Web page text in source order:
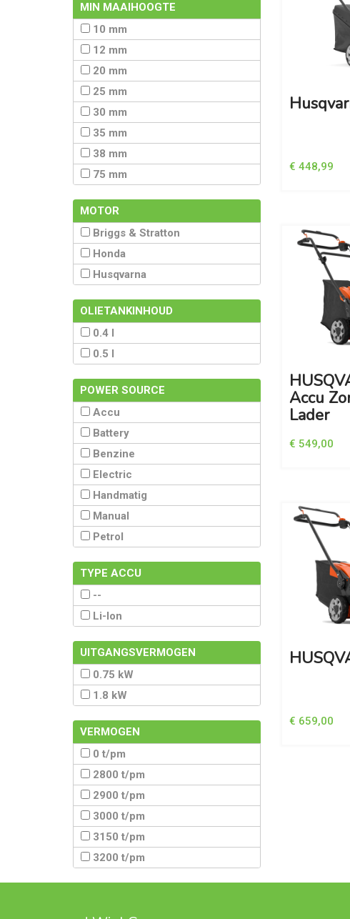
MIN MAAIHOOGTE
10 mm
12 mm
20 mm
25 mm
30 mm
35 mm
38 mm
75 mm
MOTOR
Briggs & Stratton
Honda
Husqvarna
OLIETANKINHOUD
0.4 l
0.5 l
POWER SOURCE
Accu
Battery
Benzine
Electric
Handmatig
Manual
Petrol
TYPE ACCU
--
Li-Ion
UITGANGSVERMOGEN
0.75 kW
1.8 kW
VERMOGEN
0 t/pm
2800 t/pm
2900 t/pm
3000 t/pm
3150 t/pm
3200 t/pm
€ 448,99
Accu
Lader
€ 549,00
€ 659,00